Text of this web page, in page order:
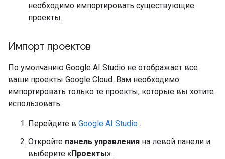
необходимо импортировать существующие
проекты.
Импорт проектов
По умолчанию Google AI Studio не отображает все
ваши проекты Google Cloud. Вам необходимо
импортировать только те проекты, которые вы хотите
использовать:
Перейдите в Google AI Studio .
Откройте панель управления на левой панели и
выберите «Проекты» .